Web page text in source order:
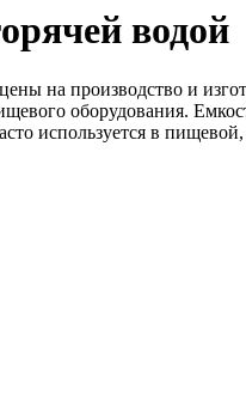
водой
на производство и
оборудования.
используется в